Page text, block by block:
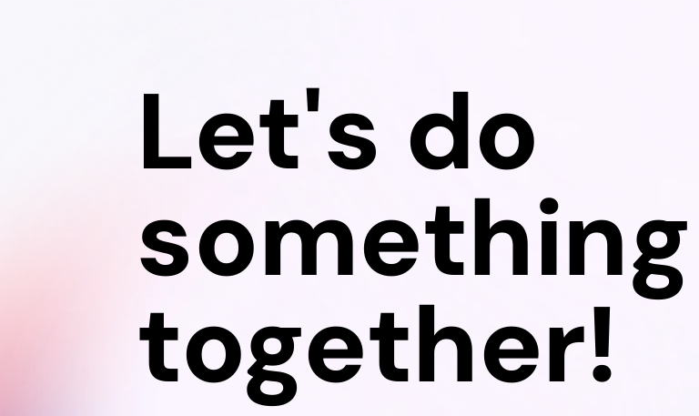
doświadczenie klienta. Także
dlatego, że dla części e-
commerce stała się
obowiązkiem.
produktów cyfrowych.
Let's do
something
together!